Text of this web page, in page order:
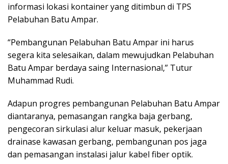
informasi lokasi kontainer yang ditimbun di TPS
Pelabuhan Batu Ampar.
“Pembangunan Pelabuhan Batu Ampar ini harus
segera kita selesaikan, dalam mewujudkan Pelabuhan
Batu Ampar berdaya saing Internasional,” Tutur
Muhammad Rudi.
Adapun progres pembangunan Pelabuhan Batu Ampar
diantaranya, pemasangan rangka baja gerbang,
pengecoran sirkulasi alur keluar masuk, pekerjaan
drainase kawasan gerbang, pembangunan pos jaga
dan pemasangan instalasi jalur kabel fiber optik.